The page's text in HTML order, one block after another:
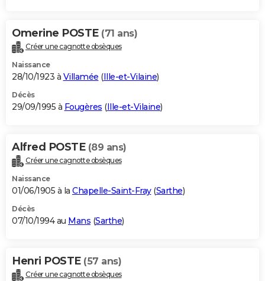
Omerine POSTE (71 ans)
Créer une cagnotte obsèques
Naissance
28/10/1923 à Villamée (Ille-et-Vilaine)
Décès
29/09/1995 à Fougères (Ille-et-Vilaine)
Alfred POSTE (89 ans)
Créer une cagnotte obsèques
Naissance
01/06/1905 à la Chapelle-Saint-Fray(Sarthe)
Décès
07/10/1994 au Mans (Sarthe)
Henri POSTE (57 ans)
Créer une cagnotte obsèques